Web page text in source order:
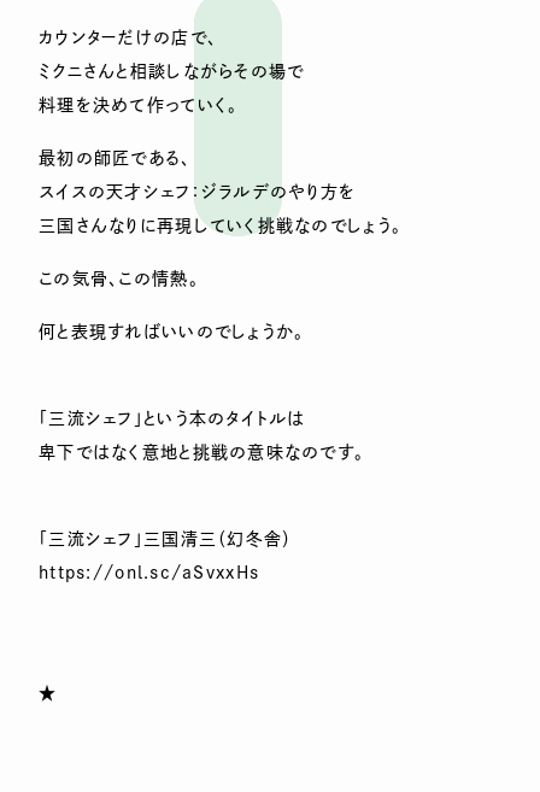
カウンターだけの店で、
ミクニさんと相談しながらその場で
料理を決めて作っていく。
最初の師匠である、
スイスの天才シェフ：ジラルデのやり方を
三国さんなりに再現していく挑戦なのでしょう。
この気骨、この情熱。
何と表現すればいいのでしょうか。
「三流シェフ」という本のタイトルは
卑下ではなく意地と挑戦の意味なのです。
「三流シェフ」三国清三（幻冬舎）
https://onl.sc/aSvxxHs
★